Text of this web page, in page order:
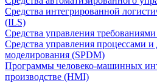
Средства интегрированной
(ILS)
Средства управления
Средства управления процессами
моделирования (SPDM)
Программы человеко-машинных
производстве (HMI)